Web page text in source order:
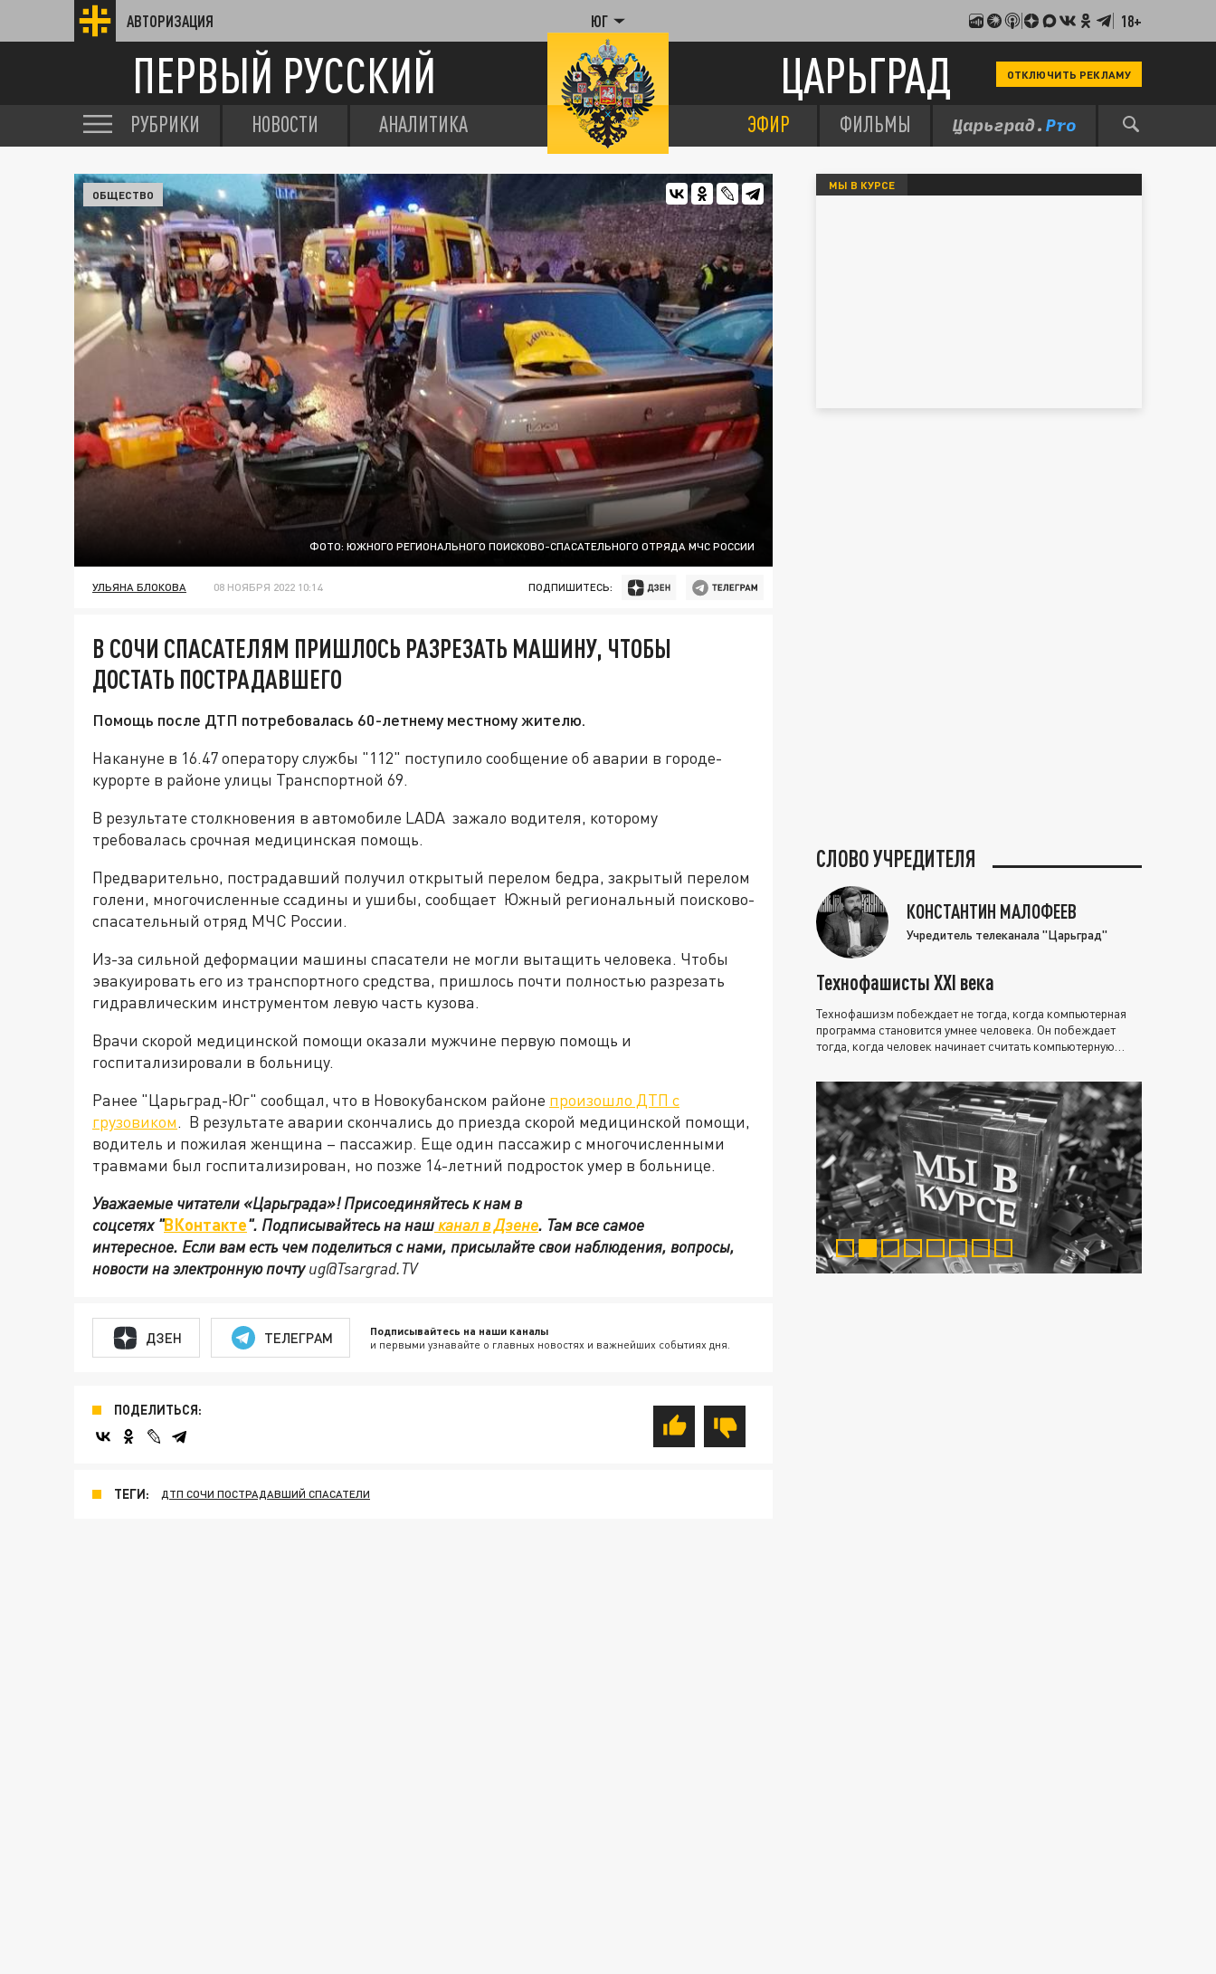
АВТОРИЗАЦИЯ ЮГ 18+
ПЕРВЫЙ РУССКИЙ ЦАРЬГРАД ОТКЛЮЧИТЬ РЕКЛАМУ
РУБРИКИ НОВОСТИ АНАЛИТИКА ЭФИР ФИЛЬМЫ
ФОТО: ЮЖНОГО РЕГИОНАЛЬНОГО ПОИСКОВО-СПАСАТЕЛЬНОГО ОТРЯДА МЧС РОССИИ
ОБЩЕСТВО
УЛЬЯНА БЛОКОВА 08 НОЯБРЯ 2022 10:14 ПОДПИШИТЕСЬ:
В СОЧИ СПАСАТЕЛЯМ ПРИШЛОСЬ РАЗРЕЗАТЬ МАШИНУ, ЧТОБЫ
ДОСТАТЬ ПОСТРАДАВШЕГО
Помощь после ДТП потребовалась 60-летнему местному жителю.
Накануне в 16.47 оператору службы "112" поступило сообщение об аварии в городе-
курорте в районе улицы Транспортной 69.
В результате столкновения в автомобиле LADA зажало водителя, которому
требовалась срочная медицинская помощь.
Предварительно, пострадавший получил открытый перелом бедра, закрытый перелом
голени, многочисленные ссадины и ушибы, сообщает Южный региональный поисково-
спасательный отряд МЧС России.
Из-за сильной деформации машины спасатели не могли вытащить человека. Чтобы
эвакуировать его из транспортного средства, пришлось почти полностью разрезать
гидравлическим инструментом левую часть кузова.
Врачи скорой медицинской помощи оказали мужчине первую помощь и
госпитализировали в больницу.
Ранее "Царьград-Юг" сообщал, что в Новокубанском районе произошло ДТП с
грузовиком. В результате аварии скончались до приезда скорой медицинской помощи,
водитель и пожилая женщина – пассажир. Еще один пассажир с многочисленными
травмами был госпитализирован, но позже 14-летний подросток умер в больнице.
Уважаемые читатели «Царьграда»!Присоединяйтесь к нам в
соцсетях"ВКонтакте". Подписывайтесь на нашканал в Дзене. Там все самое
интересное. Если вам есть чем поделиться с нами, присылайте свои наблюдения, вопросы,
новости на электронную почтуug@Tsargrad.TV
ДЗЕН ТЕЛЕГРАМ Подписывайтесь на наши каналы
и первыми узнавайте о главных новостях и важнейших событиях дня.
ПОДЕЛИТЬСЯ:
ТЕГИ: ДТП СОЧИ ПОСТРАДАВШИЙ СПАСАТЕЛИ
МЫ В КУРСЕ
СЛОВО УЧРЕДИТЕЛЯ
КОНСТАНТИН МАЛОФЕЕВ
Учредитель телеканала "Царьград"
Технофашисты XXI века
Технофашизм побеждает не тогда, когда компьютерная
программа становится умнее человека. Он побеждает
тогда, когда человек начинает считать компьютерную